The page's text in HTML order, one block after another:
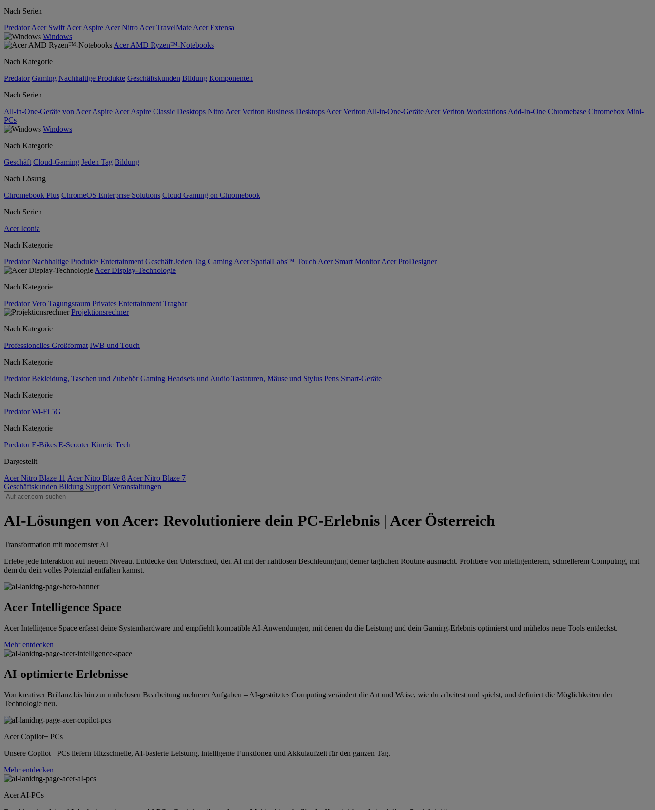
Nach Serien
Predator Acer Swift Acer Aspire Acer Nitro Acer TravelMate Acer Extensa
Windows
Acer AMD Ryzen™-Notebooks
Nach Kategorie
Predator Gaming Nachhaltige Produkte Geschäftskunden Bildung Komponenten
Nach Serien
All-in-One-Geräte von Acer Aspire Acer Aspire Classic Desktops Nitro Acer Veriton Business Desktops Acer Veriton All-in-One-Geräte Acer Veriton Workstations Add-In-One Chromebase Chromebox Mini-
PCs
Windows
Nach Kategorie
Geschäft Cloud-Gaming Jeden Tag Bildung
Nach Lösung
Chromebook Plus ChromeOS Enterprise Solutions Cloud Gaming on Chromebook
Nach Serien
Acer Iconia
Nach Kategorie
Predator Nachhaltige Produkte Entertainment Geschäft Jeden Tag Gaming Acer SpatialLabs™ Touch Acer Smart Monitor Acer ProDesigner
Acer Display-Technologie
Nach Kategorie
Predator Vero Tagungsraum Privates Entertainment Tragbar
Projektionsrechner
Nach Kategorie
Professionelles Großformat IWB und Touch
Nach Kategorie
Predator Bekleidung, Taschen und Zubehör Gaming Headsets und Audio Tastaturen, Mäuse und Stylus Pens Smart-Geräte
Nach Kategorie
Predator Wi-Fi 5G
Nach Kategorie
Predator E-Bikes E-Scooter Kinetic Tech
Dargestellt
Acer Nitro Blaze 11 Acer Nitro Blaze 8 Acer Nitro Blaze 7
Geschäftskunden Bildung Support Veranstaltungen
AI-Lösungen von Acer: Revolutioniere dein PC-Erlebnis | Acer Österreich
Transformation mit modernster AI
Erlebe jede Interaktion auf neuem Niveau. Entdecke den Unterschied, den AI mit der nahtlosen Beschleunigung deiner täglichen Routine ausmacht. Profitiere von intelligenterem, schnellerem Computing, mit
dem du dein volles Potenzial entfalten kannst.
Acer Intelligence Space
Acer Intelligence Space erfasst deine Systemhardware und empfiehlt kompatible AI-Anwendungen, mit denen du die Leistung und dein Gaming-Erlebnis optimierst und mühelos neue Tools entdeckst.
Mehr entdecken
AI-optimierte Erlebnisse
Von kreativer Brillanz bis hin zur mühelosen Bearbeitung mehrerer Aufgaben – AI-gestütztes Computing verändert die Art und Weise, wie du arbeitest und spielst, und definiert die Möglichkeiten der
Technologie neu.
Acer Copilot+ PCs
Unsere Copilot+ PCs liefern blitzschnelle, AI-basierte Leistung, intelligente Funktionen und Akkulaufzeit für den ganzen Tag.
Mehr entdecken
Acer AI-PCs